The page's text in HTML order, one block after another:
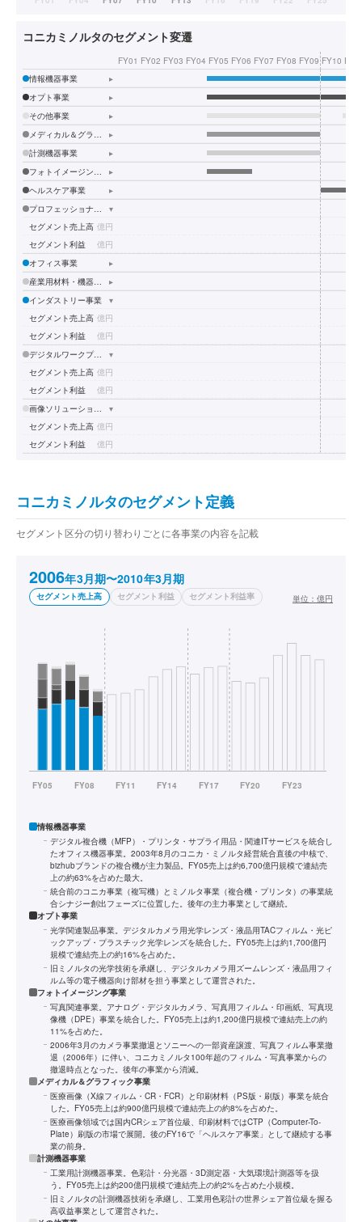
コニカミノルタのセグメント変遷
FY01 FY02 FY03 FY04 FY05 FY06 FY07 FY08 FY09 FY10
情報機器事業
▸
オプト事業
▸
その他事業
▸
▸
計測機器事業
▸
▸
ヘルスケア事業
▸
▾
セグメント売上高 億円
セグメント利益
億円
オフィス事業
▸
▸
インダストリー事業
▾
セグメント売上高 億円
セグメント利益
億円
デジタルワークプレイス事業
▾
セグメント売上高 億円
セグメント利益
億円
▾
セグメント売上高 億円
セグメント利益
億円
コニカミノルタのセグメント定義
セグメント区分の切り替わりごとに各事業の内容を記載
2006年3月期〜2010年3月期
セグメント売上高 セグメント利益 セグメント利益率 単位： 億円
情報機器事業
デジタル複合機（MFP）・プリンタ・サプライ用品・関連ITサービスを統合し
たオフィス機器事業。2003年8月のコニカ・ミノルタ経営統合直後の中核で、
bizhubブランドの複合機が主力製品。FY05売上は約6,700億円規模で連結売
上の約63%を占めた最大。
統合前のコニカ事業（複写機）とミノルタ事業（複合機・プリンタ）の事業統
合シナジー創出フェーズに位置した。後年の主力事業として継続。
オプト事業
光学関連製品事業。デジタルカメラ用光学レンズ・液晶用TACフィルム・光ピ
ックアップ・プラスチック光学レンズを統合した。FY05売上は約1,700億円
規模で連結売上の約16%を占めた。
旧ミノルタの光学技術を承継し、デジタルカメラ用ズームレンズ・液晶用フィ
ルム等の電子機器向け部材を担う事業として運営された。
フォトイメージング事業
写真関連事業。アナログ・デジタルカメラ、写真用フィルム・印画紙、写真現
像機（DPE）事業を統合した。FY05売上は約1,200億円規模で連結売上の約
11%を占めた。
2006年3月のカメラ事業撤退とソニーへの一部資産譲渡、写真フィルム事業撤
退（2006年）に伴い、コニカミノルタ100年超のフィルム・写真事業からの
撤退時点となった。後年の事業から消滅。
メディカル＆グラフィック事業
医療画像（X線フィルム・CR・FCR）と印刷材料（PS版・刷版）事業を統合
した。FY05売上は約900億円規模で連結売上の約8%を占めた。
医療画像領域では国内CRシェア首位級、印刷材料ではCTP（Computer-To-
Plate）刷版の市場で展開。後のFY16で「ヘルスケア事業」として継続する事
業の前身。
計測機器事業
工業用計測機器事業。色彩計・分光器・3D測定器・大気環境計測器等を扱
う。FY05売上は約200億円規模で連結売上の約2%を占めた小規模。
旧ミノルタの計測機器技術を承継し、工業用色彩計の世界シェア首位級を握る
高収益事業として運営された。